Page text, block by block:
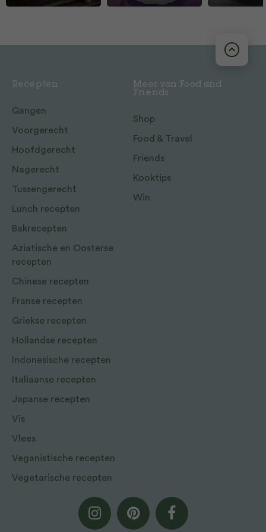
Recepten
Gangen
Voorgerecht
Hoofdgerecht
Nagerecht
Tussengerecht
Lunch recepten
Bakrecepten
Aziatische en Oosterse
recepten
Chinese recepten
Franse recepten
Griekse recepten
Hollandse recepten
Indonesische recepten
Italiaanse recepten
Japanse recepten
Vis
Vlees
Veganistische recepten
Vegetarische recepten
Meer van Food and
Friends
Shop
Food & Travel
Friends
Kooktips
Win